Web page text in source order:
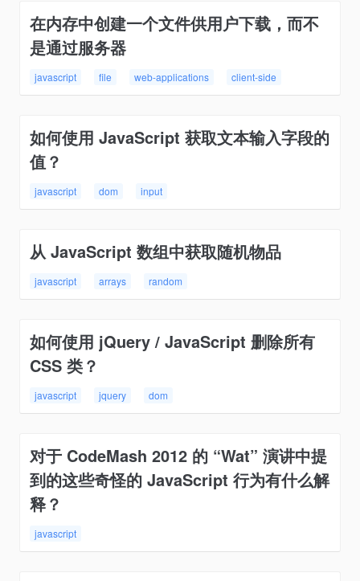
在内存中创建一个文件供用户下载，而不
是通过服务器
javascript file web-applications client-side
如何使用 JavaScript 获取文本输入字段的
值？
javascript dom input
从 JavaScript 数组中获取随机物品
javascript arrays random
如何使用 jQuery / JavaScript 删除所有
CSS 类？
javascript jquery dom
对于 CodeMash 2012 的 “Wat” 演讲中提
到的这些奇怪的 JavaScript 行为有什么解
释？
javascript